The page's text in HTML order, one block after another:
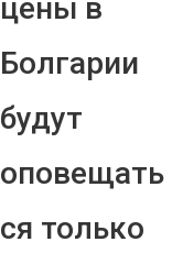
цены в
Болгарии
будут
оповещать
ся только